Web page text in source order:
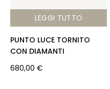
LEGGI TUTTO
PUNTO LUCE TORNITO
CON DIAMANTI
680,00 €